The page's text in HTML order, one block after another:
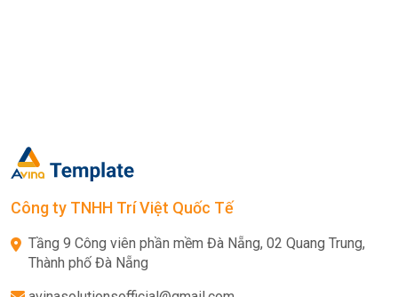
Công ty TNHH Trí Việt Quốc Tế
Tầng 9 Công viên phần mềm Đà Nẵng, 02 Quang Trung,
Thành phố Đà Nẵng